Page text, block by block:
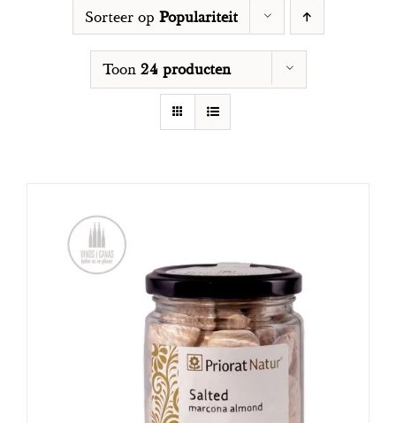
Sorteer op Populariteit
Toon 24 producten
TOEVOEGEN AAN WINKELWAGEN / DETAILS